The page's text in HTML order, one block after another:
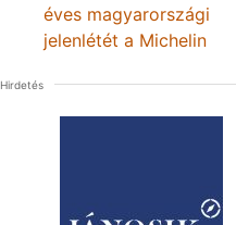
éves magyarországi
jelenlétét a Michelin
Hirdetés